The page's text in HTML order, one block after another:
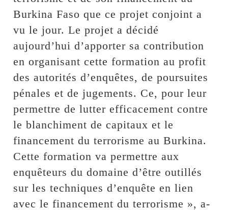
Burkina Faso que ce projet conjoint a
vu le jour. Le projet a décidé
aujourd’hui d’apporter sa contribution
en organisant cette formation au profit
des autorités d’enquêtes, de poursuites
pénales et de jugements. Ce, pour leur
permettre de lutter efficacement contre
le blanchiment de capitaux et le
financement du terrorisme au Burkina.
Cette formation va permettre aux
enquêteurs du domaine d’être outillés
sur les techniques d’enquête en lien
avec le financement du terrorisme », a-